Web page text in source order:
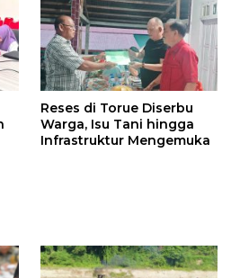
Reses di Torue Diserbu
Warga, Isu Tani hingga
Infrastruktur Mengemuka